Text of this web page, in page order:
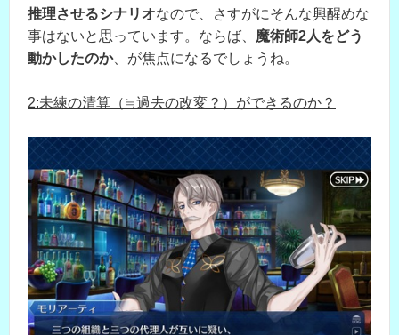
推理させるシナリオなので、さすがにそんな興醒めな
事はないと思っています。ならば、 魔術師2人をどう
動かしたのか、が焦点になるでしょうね。
2:未練の清算（≒過去の改変？）ができるのか？